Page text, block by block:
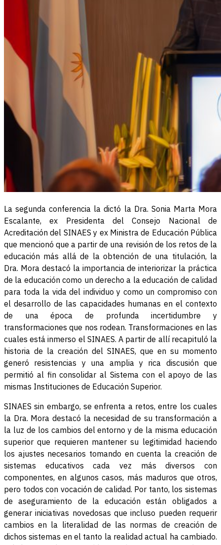
La segunda conferencia la dictó la Dra. Sonia Marta Mora
Escalante, ex Presidenta del Consejo Nacional de
Acreditación del SINAES y ex Ministra de Educación Pública
que mencionó que a partir de una revisión de los retos de la
educación más allá de la obtención de una titulación, la
Dra. Mora destacó la importancia de interiorizar la práctica
de la educación como un derecho a la educación de calidad
para toda la vida del individuo y como un compromiso con
el desarrollo de las capacidades humanas en el contexto
de una época de profunda incertidumbre y
transformaciones que nos rodean. Transformaciones en las
cuales está inmerso el SINAES. A partir de allí recapituló la
historia de la creación del SINAES, que en su momento
generó resistencias y una amplia y rica discusión que
permitió al fin consolidar al Sistema con el apoyo de las
mismas Instituciones de Educación Superior.
SINAES sin embargo, se enfrenta a retos, entre los cuales
la Dra. Mora destacó la necesidad de su transformación a
la luz de los cambios del entorno y de la misma educación
superior que requieren mantener su legitimidad haciendo
los ajustes necesarios tomando en cuenta la creación de
sistemas educativos cada vez más diversos con
componentes, en algunos casos, más maduros que otros,
pero todos con vocación de calidad. Por tanto, los sistemas
de aseguramiento de la educación están obligados a
generar iniciativas novedosas que incluso pueden requerir
cambios en la literalidad de las normas de creación de
dichos sistemas en el tanto la realidad actual ha cambiado.